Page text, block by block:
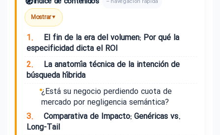
– navegación rápida
Mostrar▼
1.
El fin de la era del volumen: Por qué la
especificidad dicta el ROI
2.
La anatomía técnica de la intención de
búsqueda híbrida
¿Está su negocio perdiendo cuota de
mercado por negligencia semántica?
3.
Comparativa de Impacto: Genéricas vs.
Long-Tail